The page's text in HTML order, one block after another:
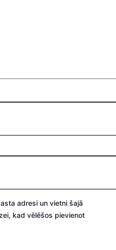
adresi un vietni šajā
kad vēlēšos pievienot